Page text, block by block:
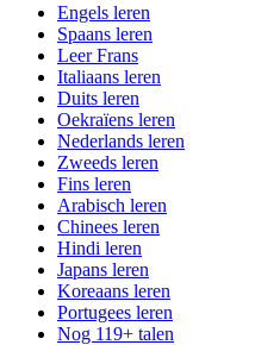
Engels leren
Spaans leren
Leer Frans
Italiaans leren
Duits leren
Oekraïens leren
Nederlands leren
Zweeds leren
Fins leren
Arabisch leren
Chinees leren
Hindi leren
Japans leren
Koreaans leren
Portugees leren
Nog 119+ talen